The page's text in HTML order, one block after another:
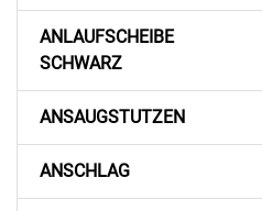
ANLAUFSCHEIBE
SCHWARZ
ANSAUGSTUTZEN
ANSCHLAG